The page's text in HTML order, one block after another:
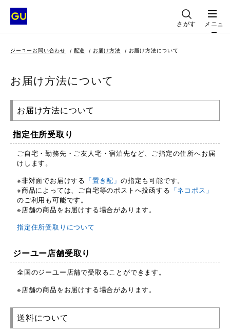
さがす
メニュ
ー
ジーユーお問い合わせ 配送 お届け方法 お届け方法について
お届け方法について
お届け方法について
指定住所受取り
ご自宅・勤務先・ご友人宅・宿泊先など、ご指定の住所へお届
けします。
※非対面でお届けする 「置き配」 の指定も可能です。
※商品によっては、ご自宅等のポストへ投函する 「ネコポス」
のご利用も可能です。
※店舗の商品をお届けする場合があります。
指定住所受取りについて
ジーユー店舗受取り
全国のジーユー店舗で受取ることができます。
※店舗の商品をお届けする場合があります。
送料について